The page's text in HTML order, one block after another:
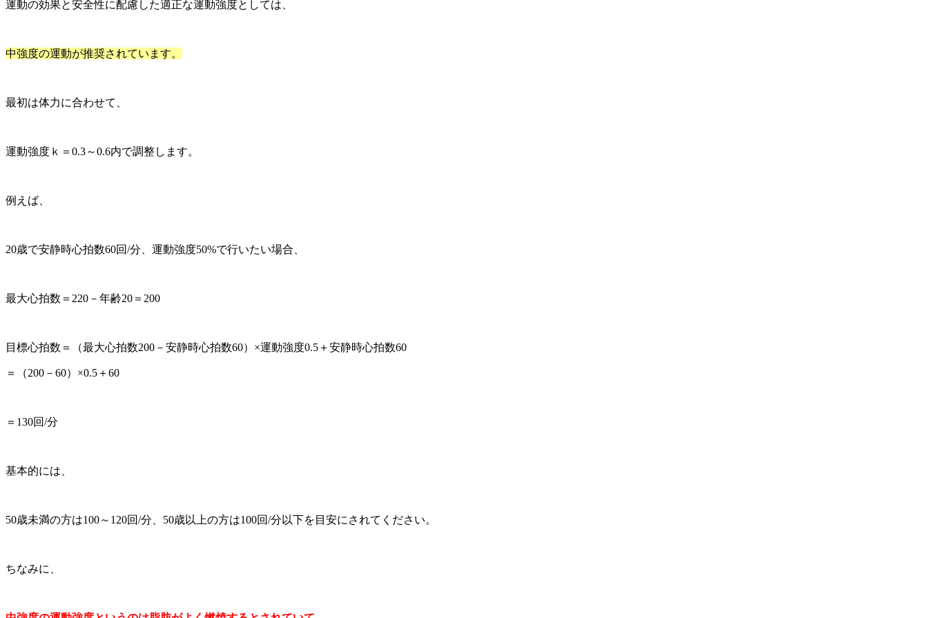
運動の効果と安全性に配慮した適正な運動強度としては、
中強度の運動が推奨されています。
最初は体力に合わせて、
運動強度ｋ＝0.3～0.6内で調整します。
例えば、
20歳で安静時心拍数60回/分、運動強度50%で行いたい場合、
最大心拍数＝220－年齢20＝200
目標心拍数＝（最大心拍数200－安静時心拍数60）×運動強度0.5＋安静時心拍数60
＝（200－60）×0.5＋60
＝130回/分
基本的には、
50歳未満の方は100～120回/分、50歳以上の方は100回/分以下を目安にされてください。
ちなみに、